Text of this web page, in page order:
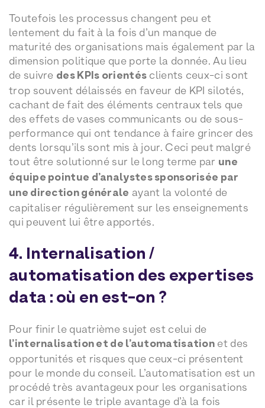
Toutefois les processus changent peu et
lentement du fait à la fois d’un manque de
maturité des organisations mais également par la
dimension politique que porte la donnée. Au lieu
de suivre des KPIs orientés clients ceux-ci sont
trop souvent délaissés en faveur de KPI silotés,
cachant de fait des éléments centraux tels que
des effets de vases communicants ou de sous-
performance qui ont tendance à faire grincer des
dents lorsqu’ils sont mis à jour. Ceci peut malgré
tout être solutionné sur le long terme par une
équipe pointue d’analystes sponsorisée par
une direction générale ayant la volonté de
capitaliser régulièrement sur les enseignements
qui peuvent lui être apportés.
4. Internalisation /
automatisation des expertises
data : où en est-on ?
Pour finir le quatrième sujet est celui de
l’internalisation et de l’automatisation et des
opportunités et risques que ceux-ci présentent
pour le monde du conseil. L’automatisation est un
procédé très avantageux pour les organisations
car il présente le triple avantage d’à la fois